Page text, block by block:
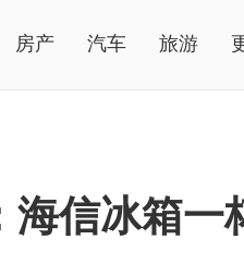
房产 汽车 旅游
信冰箱一